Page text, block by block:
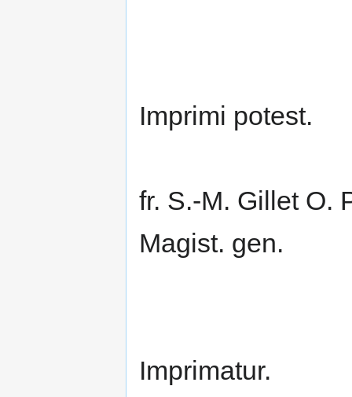
Imprimi potest.
fr. S.-M. Gillet O.
Magist. gen.
Imprimatur.